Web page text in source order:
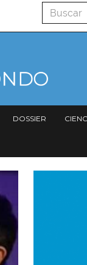
Buscar
DOSSIER